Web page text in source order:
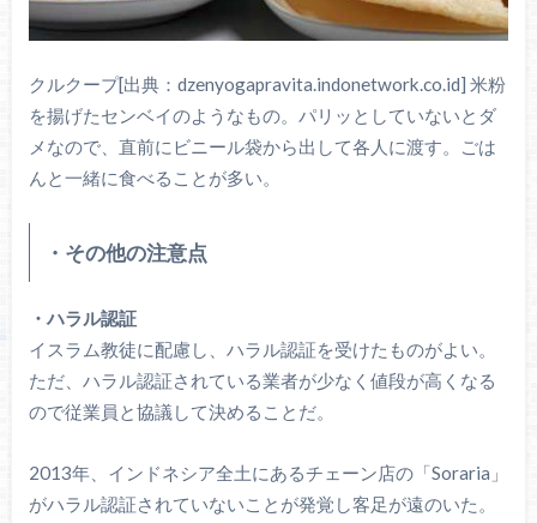
クルクープ[出典：dzenyogapravita.indonetwork.co.id] 米粉
を揚げたセンベイのようなもの。パリッとしていないとダ
メなので、直前にビニール袋から出して各人に渡す。ごは
んと一緒に食べることが多い。
・その他の注意点
・ハラル認証
イスラム教徒に配慮し、ハラル認証を受けたものがよい。
ただ、ハラル認証されている業者が少なく値段が高くなる
ので従業員と協議して決めることだ。
2013年、インドネシア全土にあるチェーン店の「Soraria」
がハラル認証されていないことが発覚し客足が遠のいた。